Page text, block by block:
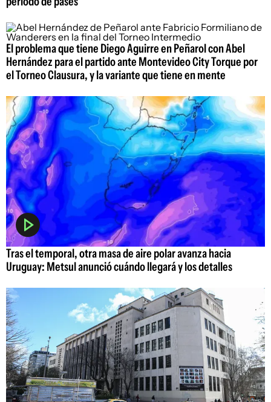
El problema que tiene Diego Aguirre en Peñarol con Abel
Hernández para el partido ante Montevideo City Torque por
el Torneo Clausura, y la variante que tiene en mente
Tras el temporal, otra masa de aire polar avanza hacia
Uruguay: Metsul anunció cuándo llegará y los detalles